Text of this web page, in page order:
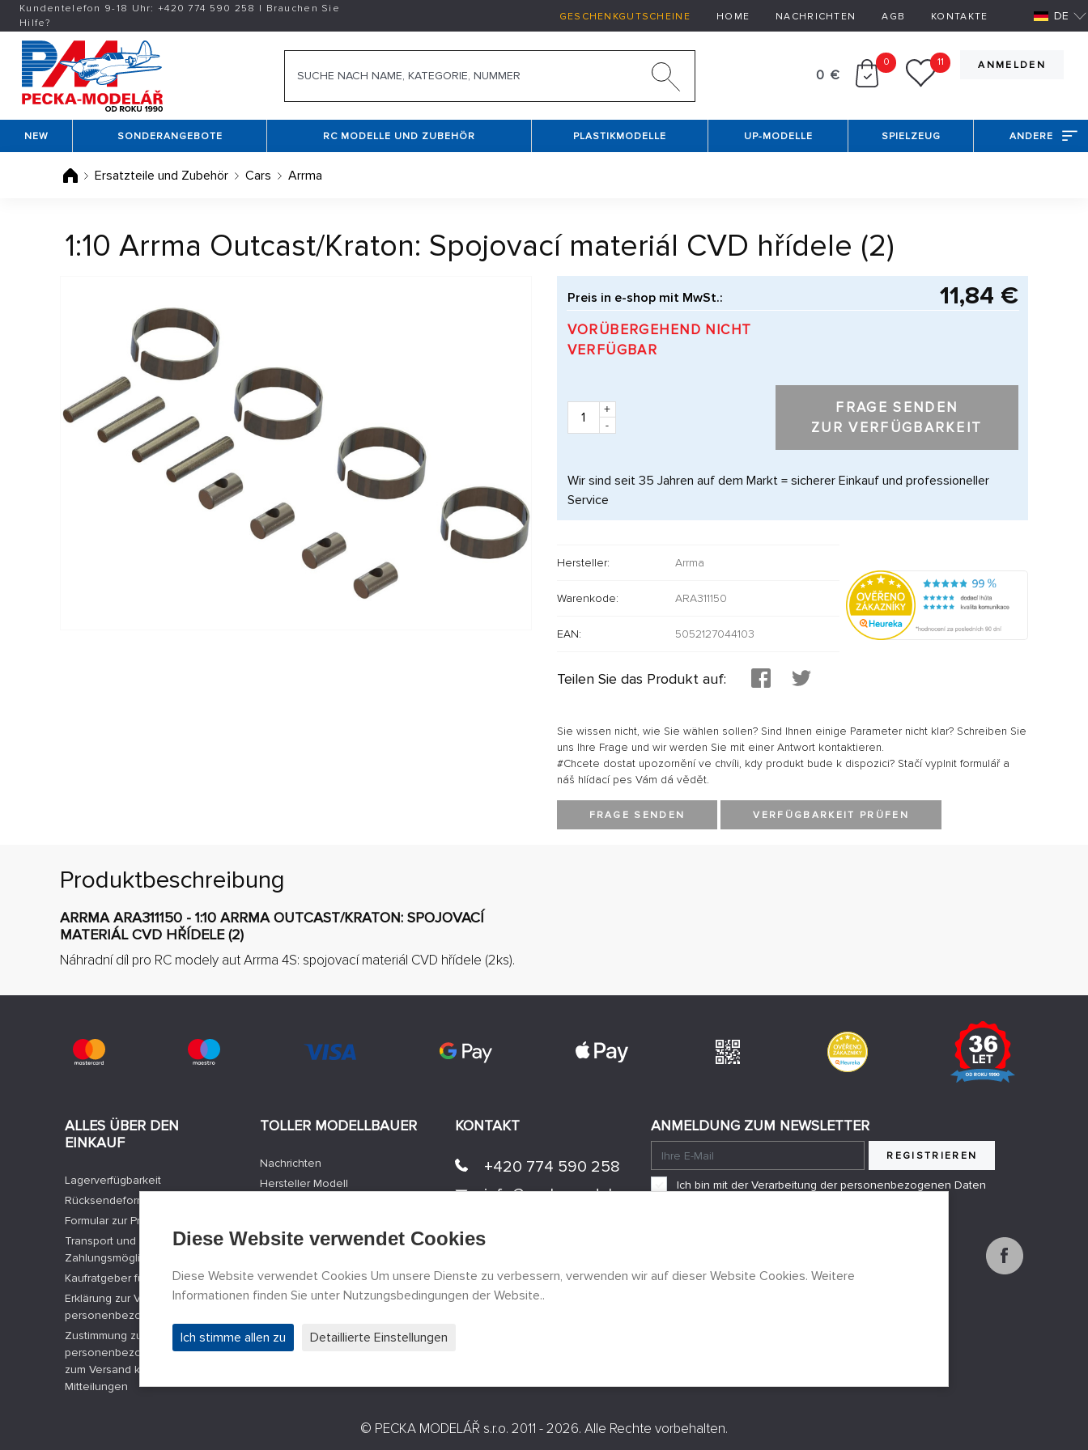
Kundentelefon 9-18 Uhr: +420774 590 258 | Brauchen Sie
Hilfe?
GESCHENKGUTSCHEINE HOME NACHRICHTEN AGB KONTAKTE DE
ANMELDEN
0 €
0 11
NEW SONDERANGEBOTE RC MODELLE UND ZUBEHÖR PLASTIKMODELLE UP-MODELLE SPIELZEUG ANDERE
Ersatzteile und Zubehör Cars Arrma
1:10 Arrma Outcast/Kraton: Spojovací materiál CVD hřídele (2)
Preis in e-shop mit MwSt.: 11,84 €
VORÜBERGEHEND NICHT
VERFÜGBAR
+
-
FRAGE SENDEN
ZUR VERFÜGBARKEIT
Wir sind seit 35 Jahren auf dem Markt = sicherer Einkauf und professioneller
Service
Hersteller: Arrma
Warenkode: ARA311150
EAN: 5052127044103
Teilen Sie das Produkt auf:
Sie wissen nicht, wie Sie wählen sollen? Sind Ihnen einige Parameter nicht klar? Schreiben Sie
uns Ihre Frage und wir werden Sie mit einer Antwort kontaktieren.
#Chcete dostat upozornění ve chvíli, kdy produkt bude k dispozici? Stačí vyplnit formulář a
náš hlídací pes Vám dá vědět.
FRAGE SENDEN VERFÜGBARKEIT PRÜFEN
Produktbeschreibung
ARRMA ARA311150 - 1:10 ARRMA OUTCAST/KRATON: SPOJOVACÍ
MATERIÁL CVD HŘÍDELE (2)
Náhradní díl pro RC modely aut Arrma 4S: spojovací materiál CVD hřídele (2ks).
ALLES ÜBER DEN
EINKAUF
Lagerverfügbarkeit
Rücksendeformular
Formular zur Produktbeschwerde
Transport und
Zahlungsmöglichkeiten
Kaufratgeber für Modelle
Erklärung zur Verarbeitung
personenbezogener Daten
Zustimmung zur Verarbeitung
personenbezogener Daten und
zum Versand kommerzieller
Mitteilungen
TOLLER MODELLBAUER
Nachrichten
Hersteller Modell
Registrierung
Cookies Einstellungen
KONTAKT
+420 774 590 258
info@peckamodel.cz
3x Prag
ANMELDUNG ZUM NEWSLETTER
REGISTRIEREN
Ich bin mit der Verarbeitung der personenbezogenen Daten
© PECKA MODELÁŘ s.r.o. 2011 - 2026. Alle Rechte vorbehalten.
Diese Website verwendet Cookies
Diese Website verwendet Cookies Um unsere Dienste zu verbessern, verwenden wir auf dieser Website Cookies. Weitere
Informationen finden Sie unter Nutzungsbedingungen der Website..
Ich stimme allen zu Detaillierte Einstellungen